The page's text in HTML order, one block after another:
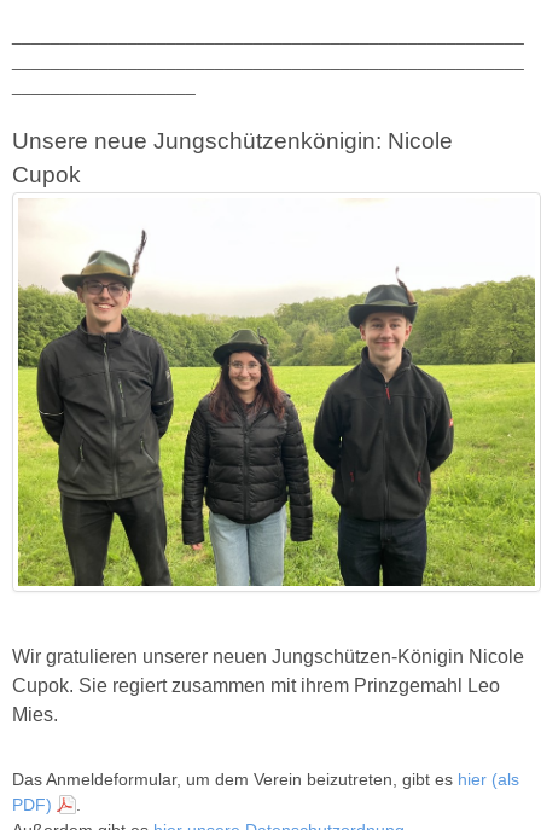
Unsere neue Jungschützenkönigin: Nicole
Cupok
Wir gratulieren unserer neuen Jungschützen-Königin Nicole
Cupok. Sie regiert zusammen mit ihrem Prinzgemahl Leo
Mies.
Das Anmeldeformular, um dem Verein beizutreten, gibt es hier (als
PDF)